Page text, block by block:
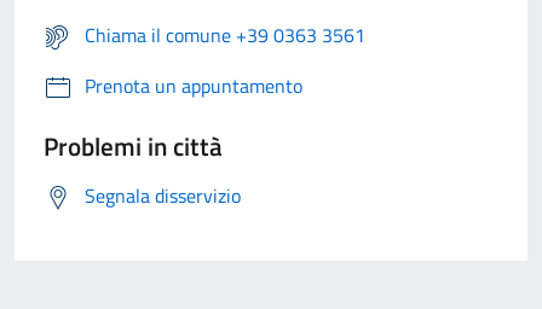
Chiama il comune +39 0363 3561
Prenota un appuntamento
Problemi in città
Segnala disservizio